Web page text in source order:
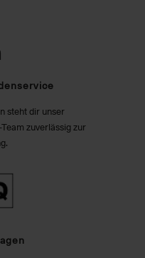
steht dir unser
zuverlässig zur